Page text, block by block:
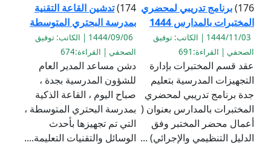
176) برنامج تدريبي لمحضري
المختبرات بالمدارس 1444
1444/11/03 | الكاتب: توفيق
الصحفي | القراءة:691
عقد قسم المختبرات بإدارة
التجهيزات المدرسية بتعليم
جدة برنامج تدريبي لمحضري
المختبرات بالمدارس بعنوان (
أعمال محضر المختبر وفق
الدليل التنظيمي والإجرائي) ...
174) تدشين القاعة التقنية
بمدرسة البحتري المتوسطة
1444/09/06 | الكاتب: توفيق
الصحفي | القراءة:674
دشن مساعد المدير العام
للشؤون المدرسية بجدة ،
صباح اليوم ، القاعة الذكية
بمدرسة البحتري المتوسطة ،
التي تم تجهيزها بأحدث
الوسائل والتقنيات التعليمة....